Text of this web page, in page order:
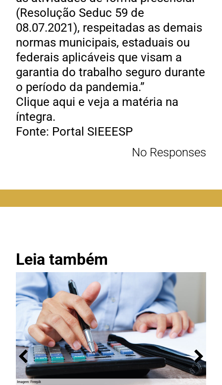
(Resolução Seduc 59 de
08.07.2021), respeitadas as demais
normas municipais, estaduais ou
federais aplicáveis que visam a
garantia do trabalho seguro durante
o período da pandemia.”
Clique aqui e veja a matéria na
íntegra.
Fonte: Portal SIEEESP
No Responses
Leia também